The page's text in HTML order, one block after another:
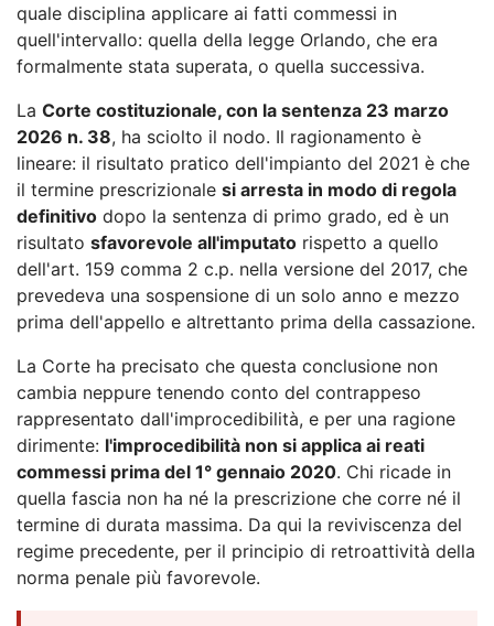
quale disciplina applicare ai fatti commessi in
quell'intervallo: quella della legge Orlando, che era
formalmente stata superata, o quella successiva.
La Corte costituzionale, con la sentenza 23 marzo
2026 n. 38, ha sciolto il nodo. Il ragionamento è
lineare: il risultato pratico dell'impianto del 2021 è che
il termine prescrizionale si arresta in modo di regola
definitivo dopo la sentenza di primo grado, ed è un
risultato sfavorevole all'imputato rispetto a quello
dell'art. 159 comma 2 c.p. nella versione del 2017, che
prevedeva una sospensione di un solo anno e mezzo
prima dell'appello e altrettanto prima della cassazione.
La Corte ha precisato che questa conclusione non
cambia neppure tenendo conto del contrappeso
rappresentato dall'improcedibilità, e per una ragione
dirimente: l'improcedibilità non si applica ai reati
commessi prima del 1° gennaio 2020. Chi ricade in
quella fascia non ha né la prescrizione che corre né il
termine di durata massima. Da qui la reviviscenza del
regime precedente, per il principio di retroattività della
norma penale più favorevole.